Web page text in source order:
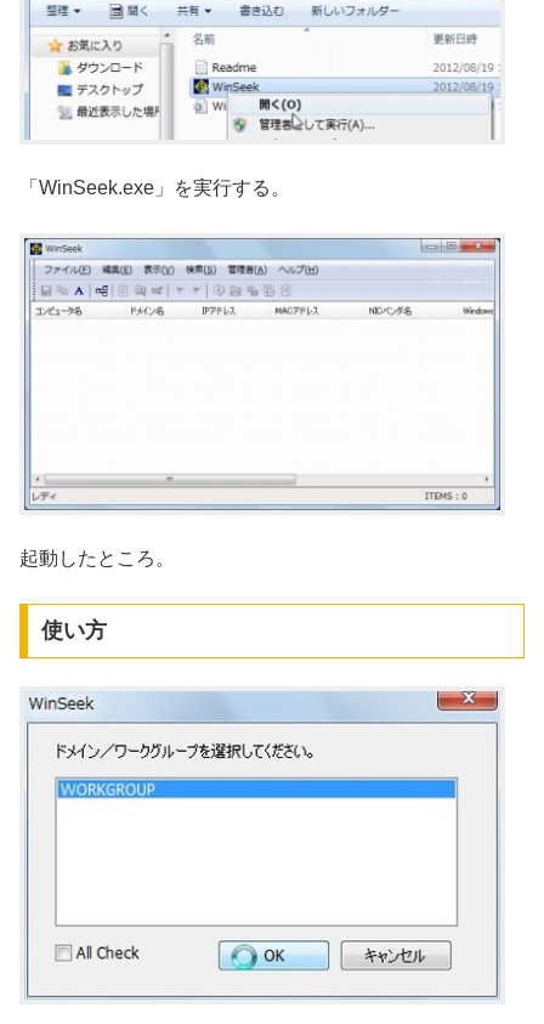
「WinSeek.exe」を実行する。
起動したところ。
使い方